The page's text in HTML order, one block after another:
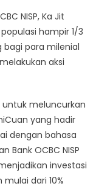
NISP, Ka Jit
hampir 1/3
bagi para milenial
aksi
untuk meluncurkan
yang hadir
dengan bahasa
Bank OCBC NISP
investasi
dari 10%